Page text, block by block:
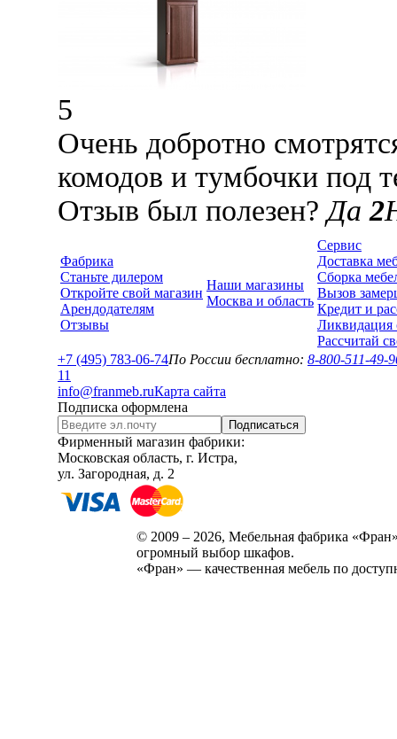
5
Очень добротно
комодов и тумбочки под
Отзыв был полезен?Да2
Фабрика
Станьте дилером
Откройте свой магазин
Арендодателям
Отзывы
Наши магазины
Москва и область
Сервис
Доставка
Сборка
Вызов
Кредит и
Ликвидация
Рассчитай
+7 (495) 783-06-74По России бесплатно: 8-800-511-49-
11
info@franmeb.ruКарта сайта
Подписка оформлена
Подписаться
Фирменный магазин фабрики:
Московская область, г. Истра,
ул. Загородная, д. 2
© 2009 – 2026, Мебельная фабрика
огромный выбор шкафов.
«Фран» — качественная мебель по